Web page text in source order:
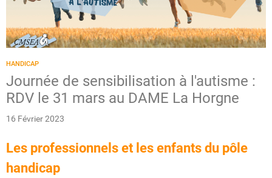
HANDICAP
Journée de sensibilisation à l'autisme :
RDV le 31 mars au DAME La Horgne
16 Février 2023
Les professionnels et les enfants du pôle
handicap